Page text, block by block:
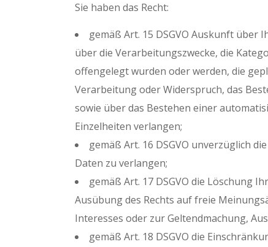
Sie haben das Recht:
gemäß Art. 15 DSGVO Auskunft
über die Verarbeitungszwecke, die
offengelegt wurden oder werden, die
Verarbeitung oder Widerspruch, das
sowie über das Bestehen einer
Einzelheiten verlangen;
gemäß Art. 16 DSGVO unverzüglich
Daten zu verlangen;
gemäß Art. 17 DSGVO die Löschung
Ausübung des Rechts auf freie
Interesses oder zur Geltendmachung,
gemäß Art. 18 DSGVO die